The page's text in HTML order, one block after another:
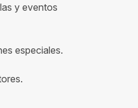
y eventos
especiales.